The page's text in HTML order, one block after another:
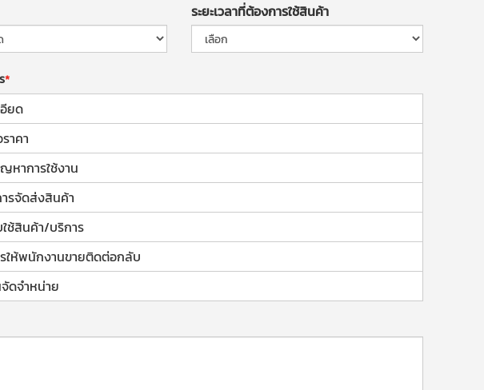
ระยะเวลาที่ต้องการใช้สินค้า
ยด
าคา
หาการใช้งาน
รจัดส่งสินค้า
ช้สินค้า/บริการ
ให้พนักงานขายติดต่อกลับ
ดจำหน่าย